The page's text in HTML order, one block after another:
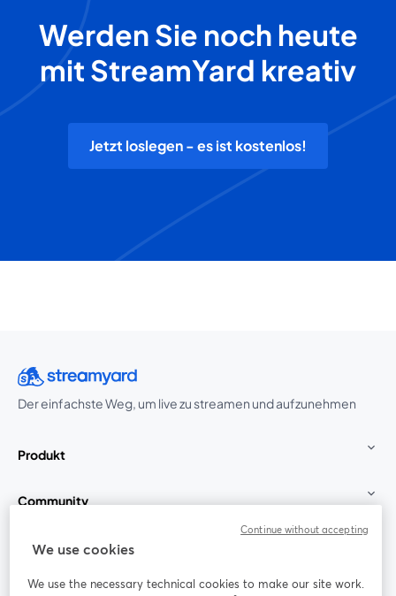
Werden Sie noch heute
mit StreamYard kreativ
Jetzt loslegen - es ist kostenlos!
Der einfachste Weg, um live zu streamen und aufzunehmen
Produkt
Community
StreamYard für
Mitmachen
We use cookies
We use the necessary technical cookies to make our site work.
Continue without accepting